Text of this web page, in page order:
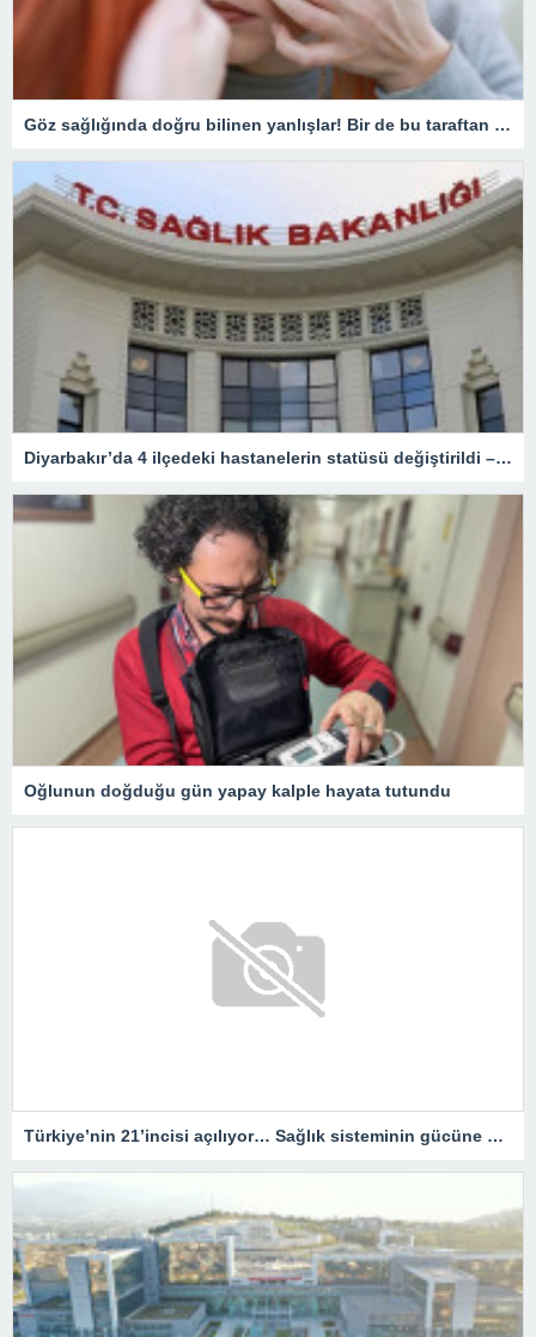
Göz sağlığında doğru bilinen yanlışlar! Bir de bu taraftan bakın…
Diyarbakır’da 4 ilçedeki hastanelerin statüsü değiştirildi – Sağlık
Oğlunun doğduğu gün yapay kalple hayata tutundu
Türkiye’nin 21’incisi açılıyor… Sağlık sisteminin gücüne güç katacak